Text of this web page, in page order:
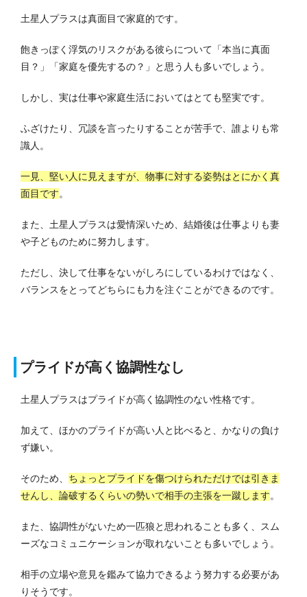
土星人プラスは真面目で家庭的です。
飽きっぽく浮気のリスクがある彼らについて「本当に真面
目？」「家庭を優先するの？」と思う人も多いでしょう。
しかし、実は仕事や家庭生活においてはとても堅実です。
ふざけたり、冗談を言ったりすることが苦手で、誰よりも常
識人。
一見、堅い人に見えますが、物事に対する姿勢はとにかく真
面目です。
また、土星人プラスは愛情深いため、結婚後は仕事よりも妻
や子どものために努力します。
ただし、決して仕事をないがしろにしているわけではなく、
バランスをとってどちらにも力を注ぐことができるのです。
プライドが高く協調性なし
土星人プラスはプライドが高く協調性のない性格です。
加えて、ほかのプライドが高い人と比べると、かなりの負け
ず嫌い。
そのため、 ちょっとプライドを傷つけられただけでは引きま
せんし、論破するくらいの勢いで相手の主張を一蹴します。
また、協調性がないため一匹狼と思われることも多く、スム
ーズなコミュニケーションが取れないことも多いでしょう。
相手の立場や意見を鑑みて協力できるよう努力する必要があ
りそうです。